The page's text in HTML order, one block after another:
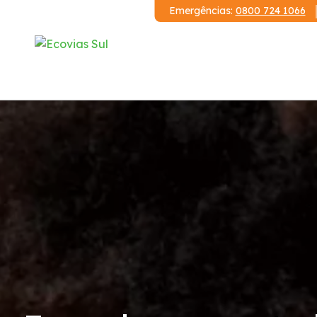
Emergências: 0800 724 1066
Demonstrações Financeiras